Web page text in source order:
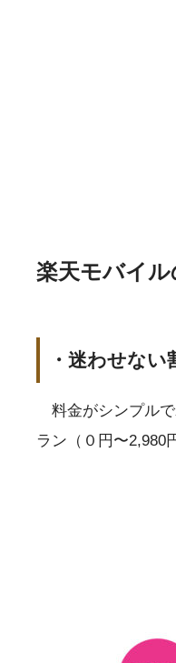
楽天モバイル
・迷わせな
料金がシンプルで
ラン（０円〜2,980